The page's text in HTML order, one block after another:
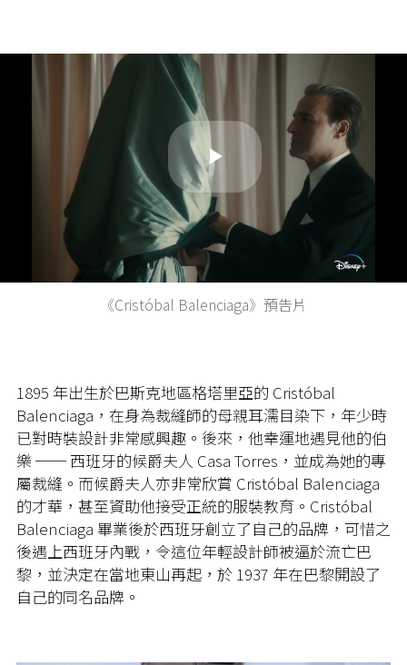
Play
Video
《Cristóbal Balenciaga》預告片
1895 年出生於巴斯克地區格塔里亞的 Cristóbal
Balenciaga，在身為裁縫師的母親耳濡目染下，年少時
已對時裝設計非常感興趣。後來，他幸運地遇見他的伯
樂 ── 西班牙的候爵夫人 Casa Torres，並成為她的專
屬裁縫。而候爵夫人亦非常欣賞 Cristóbal Balenciaga
的才華，甚至資助他接受正統的服裝教育。Cristóbal
Balenciaga 畢業後於西班牙創立了自己的品牌，可惜之
後遇上西班牙內戰，令這位年輕設計師被逼於流亡巴
黎，並決定在當地東山再起，於 1937 年在巴黎開設了
自己的同名品牌。